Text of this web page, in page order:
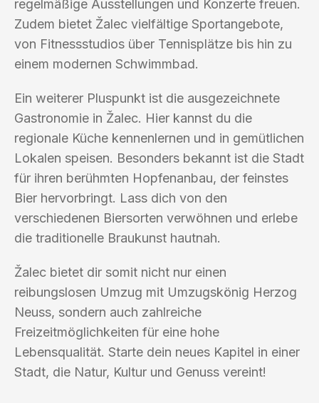
regelmäßige Ausstellungen und Konzerte freuen.
Zudem bietet Žalec vielfältige Sportangebote,
von Fitnessstudios über Tennisplätze bis hin zu
einem modernen Schwimmbad.
Ein weiterer Pluspunkt ist die ausgezeichnete
Gastronomie in Žalec. Hier kannst du die
regionale Küche kennenlernen und in gemütlichen
Lokalen speisen. Besonders bekannt ist die Stadt
für ihren berühmten Hopfenanbau, der feinstes
Bier hervorbringt. Lass dich von den
verschiedenen Biersorten verwöhnen und erlebe
die traditionelle Braukunst hautnah.
Žalec bietet dir somit nicht nur einen
reibungslosen Umzug mit Umzugskönig Herzog
Neuss, sondern auch zahlreiche
Freizeitmöglichkeiten für eine hohe
Lebensqualität. Starte dein neues Kapitel in einer
Stadt, die Natur, Kultur und Genuss vereint!